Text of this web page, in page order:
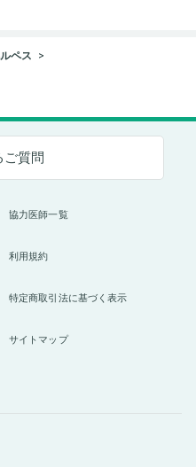
ペス
ご質問
協力医師一覧
利用規約
特定商取引法に基づく表示
サイトマップ